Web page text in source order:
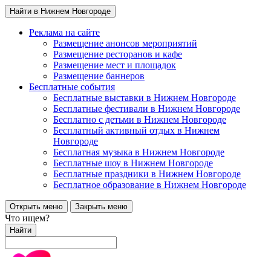
Найти в Нижнем Новгороде
Реклама на сайте
Размещение анонсов мероприятий
Размещение ресторанов и кафе
Размещение мест и площадок
Размещение баннеров
Бесплатные события
Бесплатные выставки в Нижнем Новгороде
Бесплатные фестивали в Нижнем Новгороде
Бесплатно с детьми в Нижнем Новгороде
Бесплатный активный отдых в Нижнем
Новгороде
Бесплатная музыка в Нижнем Новгороде
Бесплатные шоу в Нижнем Новгороде
Бесплатные праздники в Нижнем Новгороде
Бесплатное образование в Нижнем Новгороде
Открыть меню Закрыть меню
Что ищем?
Найти